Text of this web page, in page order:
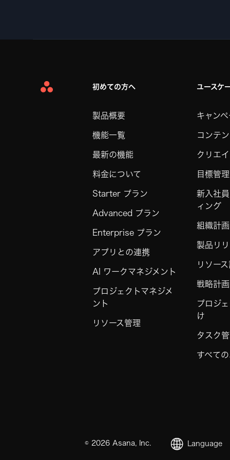
Asana
初めての方へ
製品概要
機能一覧
最新の機能
料金について
Starter プラン
Advanced プラン
Enterprise プラン
アプリとの連携
AI ワークマネジメント
プロジェクトマネジメ
ント
リソース管理
ユースケ
キャン
コンテ
クリエ
目標管理
新入社
ィング
組織計画
製品リ
リソー
戦略計画
プロジ
け
タスク
すべて
© 2026 Asana, Inc. Language